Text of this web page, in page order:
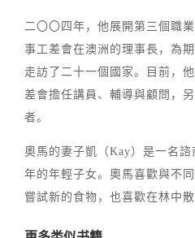
二〇〇四年，他展開第三個職
事工差會在澳洲的理事長，為
走訪了二十一個國家。目前，
差會擔任講員、輔導與顧問，
者。
奧馬的妻子凱（Kay）是一名
年的年輕子女。奧馬喜歡與不
嘗試新的食物，也喜歡在林中